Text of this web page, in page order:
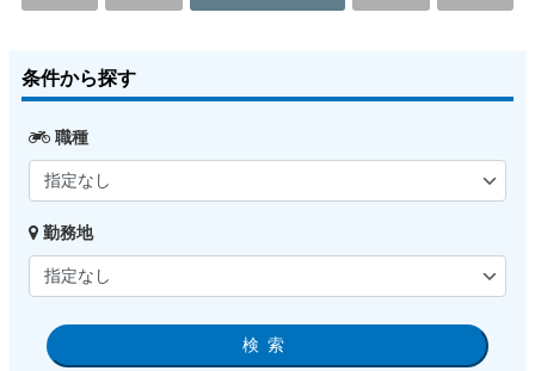
深夜手当
時給：1,300円～2,000円
条件から探す
職種
勤務地
検索